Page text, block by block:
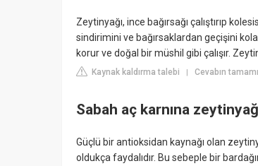
Zeytinyağı, ince bağırsağı çalıştırıp
sindirimini ve bağırsaklardan geçişini
korur ve doğal bir müshil gibi çalışır.
Kaynak kaldırma talebi | Cevabın
Sabah aç karnına
Güçlü bir antioksidan kaynağı olan
oldukça faydalıdır. Bu sebeple bir